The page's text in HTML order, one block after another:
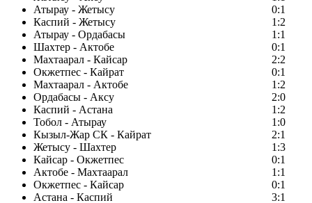
Атырау - Жетысу
0:1
Каспий - Жетысу
1:2
Атырау - Ордабасы
1:1
Шахтер - Актобе
0:1
Махтаарал - Кайсар
2:2
Окжетпес - Кайрат
0:1
Махтаарал - Актобе
1:2
Ордабасы - Аксу
2:0
Каспий - Астана
1:2
Тобол - Атырау
1:0
Кызыл-Жар СК - Кайрат
2:1
Жетысу - Шахтер
1:3
Кайсар - Окжетпес
0:1
Актобе - Махтаарал
1:1
Окжетпес - Кайсар
0:1
Астана - Каспий
3:1